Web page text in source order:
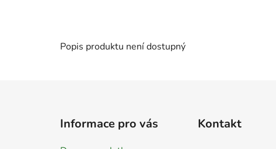
Popis produktu není dostupný
Informace pro vás Kontakt